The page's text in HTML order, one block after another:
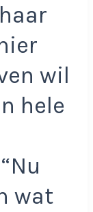
wil
hele
wat